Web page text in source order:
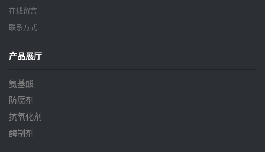
在线留言
联系方式
产品展厅
氨基酸
防腐剂
抗氧化剂
酶制剂